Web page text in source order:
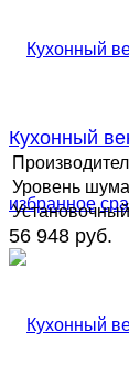
избранное
Кухонный
Уровень
56 948 руб.